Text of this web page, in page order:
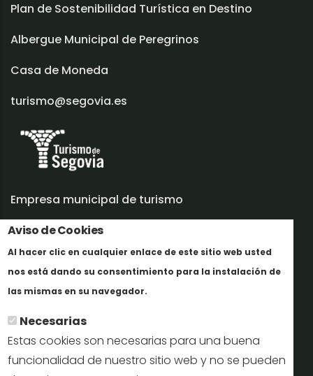
Aviso de Cookies
Al hacer clic en cualquier enlace de este sitio web usted
nos está dando su consentimiento para la instalación de
las mismas en su navegador.
Necesarias
Estas cookies son necesarias para una buena
funcionalidad de nuestro sitio web y no se pueden
Plan de Sostenibilidad Turística en Destino
Albergue Municipal de Peregrinos
Casa de Moneda
turismo@segovia.es
Empresa municipal de turismo
Trabaja con nosotros
Informes y documentación
Perfil del contratante
Oficinas de Turismo
reservas@turismodesegovia.com